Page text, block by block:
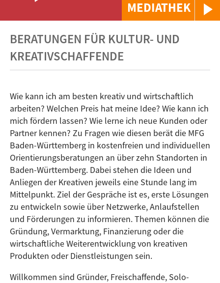
MEDIATHEK
BERATUNGEN FÜR KULTUR- UND
KREATIVSCHAFFENDE
Wie kann ich am besten kreativ und wirtschaftlich
arbeiten? Welchen Preis hat meine Idee? Wie kann ich
mich fördern lassen? Wie lerne ich neue Kunden oder
Partner kennen? Zu Fragen wie diesen berät die MFG
Baden-Württemberg in kostenfreien und individuellen
Orientierungsberatungen an über zehn Standorten in
Baden-Württemberg. Dabei stehen die Ideen und
Anliegen der Kreativen jeweils eine Stunde lang im
Mittelpunkt. Ziel der Gespräche ist es, erste Lösungen
zu entwickeln sowie über Netzwerke, Anlaufstellen
und Förderungen zu informieren. Themen können die
Gründung, Vermarktung, Finanzierung oder die
wirtschaftliche Weiterentwicklung von kreativen
Produkten oder Dienstleistungen sein.
Willkommen sind Gründer, Freischaffende, Solo-